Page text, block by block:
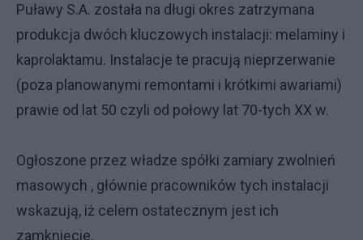
Puławy S.A. została na długi okres zatrzymana
produkcja dwóch kluczowych instalacji: melaminy i
kaprolaktamu. Instalacje te pracują nieprzerwanie
(poza planowanymi remontami i krótkimi awariami)
prawie od lat 50 czyli od połowy lat 70-tych XX w.
Ogłoszone przez władze spółki zamiary zwolnień
masowych , głównie pracowników tych instalacji
wskazują, iż celem ostatecznym jest ich
zamknięcie.